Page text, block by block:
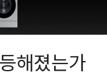
해졌는가